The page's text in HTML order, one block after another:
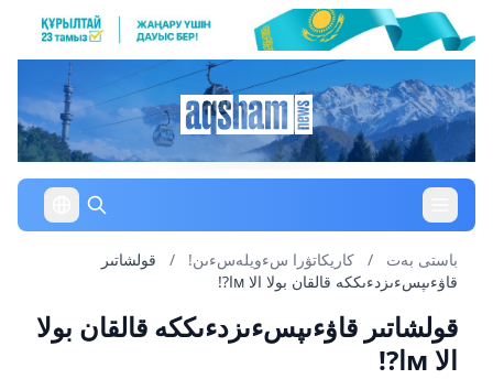
باستى بەت / كاريكاتۋرا سءويلەسءىن! /
قولشاتىر
قاۋءىپسءىزدءىككە قالقان بولا الا мا?!
قولشاتىر قاۋءىپسءىزدءىككە قالقان بولا
الا мا?!